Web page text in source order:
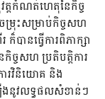
ត្តកំណត់ហេតុនៃកិច្ច
ម្រុះសម្រាប់កិច្ចសហ
បានធ្វើការពិភាក្សា
កិច្ចសហ ប្រតិបត្តិការ
ារវិនិយោគ និង
ងនូវលទ្ធផលសំខាន់ៗ